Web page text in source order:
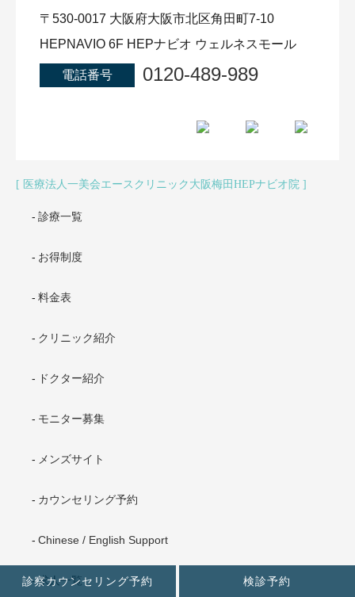
〒530-0017 大阪府大阪市北区角田町7-10
HEPNAVIO 6F HEPナビオ ウェルネスモール
電話番号 0120-489-989
医療法人一美会エースクリニック大阪梅田HEPナビオ院
診療一覧
お得制度
料金表
クリニック紹介
ドクター紹介
モニター募集
メンズサイト
カウンセリング予約
Chinese / English Support
求人一覧
診察カウンセリング予約 検診予約